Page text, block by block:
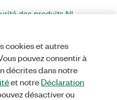
des produits NI
Haut de page
cookies et autres
pouvez consentir à
décrites dans notre
et notreDéclaration
désactiver ou